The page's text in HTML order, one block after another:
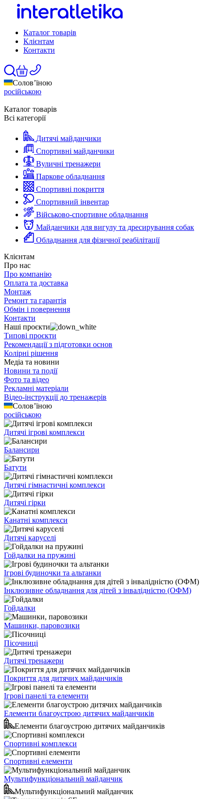
Каталог товарів
Клієнтам
Контакти
Солов’їною
російською
Каталог товарів
Всі категорії
Дитячі майданчики
Спортивні майданчики
Вуличні тренажери
Паркове обладнання
Спортивні покриття
Спортивний інвентар
Військово-спортивне обладнання
Майданчики для вигулу та дресирування собак
Обладнання для фізичної реабілітації
Клієнтам
Про нас
Про компанію
Оплата та доставка
Монтаж
Ремонт та гарантія
Обмін і повернення
Контакти
Наші проєкти
Типові проєкти
Рекомендації з підготовки основ
Колірні рішення
Медіа та новини
Новини та події
Фото та відео
Рекламні матеріали
Відео-інструкції до тренажерів
Солов’їною
російською
Дитячі ігрові комплекси
Балансири
Батути
Дитячі гімнастичні комплекси
Дитячі гірки
Канатні комплекси
Дитячі каруселі
Гойдалки на пружині
Ігрові будиночки та альтанки
Інклюзивне обладнання для дітей з інвалідністю (ОФМ)
Гойдалки
Машинки, паровозики
Пісочниці
Дитячі тренажери
Покриття для дитячих майданчиків
Ігрові панелі та елементи
Елементи благоустрою дитячих майданчиків
Елементи благоустрою дитячих майданчиків
Спортивні комплекси
Спортивні елементи
Мультифункціональний майданчик
Мультифункціональний майданчик